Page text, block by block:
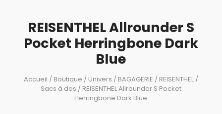
REISENTHEL Allrounder S
Pocket Herringbone Dark
Blue
Accueil / Boutique / Univers / BAGAGERIE / REISENTHEL/
Sacs à dos / REISENTHEL Allrounder S Pocket
Herringbone Dark Blue